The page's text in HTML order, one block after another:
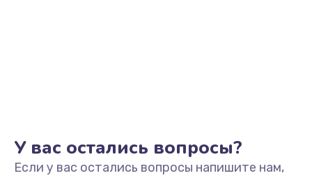
У вас остались вопросы?
Если у вас остались вопросы напишите нам,